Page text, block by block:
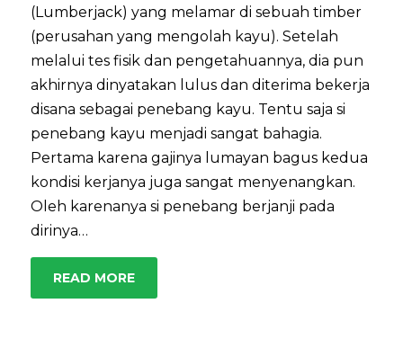
(Lumberjack) yang melamar di sebuah timber
(perusahan yang mengolah kayu). Setelah
melalui tes fisik dan pengetahuannya, dia pun
akhirnya dinyatakan lulus dan diterima bekerja
disana sebagai penebang kayu. Tentu saja si
penebang kayu menjadi sangat bahagia.
Pertama karena gajinya lumayan bagus kedua
kondisi kerjanya juga sangat menyenangkan.
Oleh karenanya si penebang berjanji pada
dirinya…
READ MORE